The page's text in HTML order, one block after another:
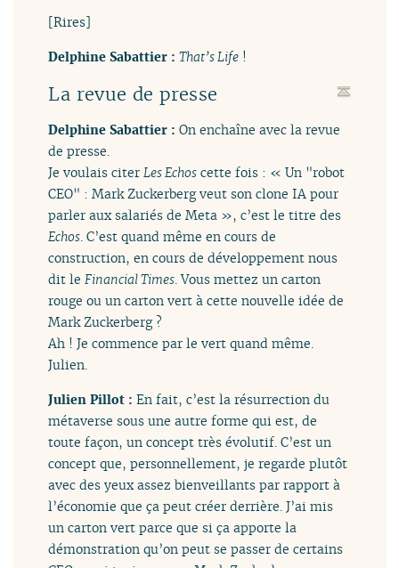
[Rires]
Delphine Sabattier :That’s Life !
La revue de presse
Delphine Sabattier :On enchaîne avec la revue
de presse.
Je voulais citerLes Echos cette fois : « Un "robot
CEO" : Mark Zuckerberg veut son clone IA pour
parler aux salariés de Meta », c’est le titre des
Echos. C’est quand même en cours de
construction, en cours de développement nous
dit leFinancial Times. Vous mettez un carton
rouge ou un carton vert à cette nouvelle idée de
Mark Zuckerberg ?
Ah ! Je commence par le vert quand même.
Julien.
Julien Pillot :En fait, c’est la résurrection du
métaverse sous une autre forme qui est, de
toute façon, un concept très évolutif. C’est un
concept que, personnellement, je regarde plutôt
avec des yeux assez bienveillants par rapport à
l’économie que ça peut créer derrière. J’ai mis
un carton vert parce que si ça apporte la
démonstration qu’on peut se passer de certains